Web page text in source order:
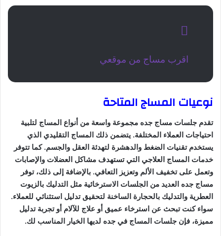
اقرب مساج من موقعي
نوعيات المساج المتاحة
تقدم جلسات مساج جده مجموعة واسعة من أنواع المساج لتلبية
احتياجات العملاء المختلفة. يتضمن ذلك المساج التقليدي الذي
يستخدم تقنيات الضغط والدهشرة لتهدئة العقل والجسم. كما تتوفر
خدمات المساج العلاجي التي تستهدف مشاكل العضلات والإصابات
وتعمل على تخفيف الألم وتعزيز التعافي. بالإضافة إلى ذلك، توفر
مساج جده العديد من الجلسات الاسترخائية مثل التدليك بالزيوت
العطرية والتدليك بالحجارة الساخنة لتحقيق تدليل استثنائي للعملاء.
سواء كنت تبحث عن استرخاء عميق أو علاج للآلام أو تجربة تدليل
مميزة، فإن جلسات المساج في جده لديها الخيار المناسب لك.